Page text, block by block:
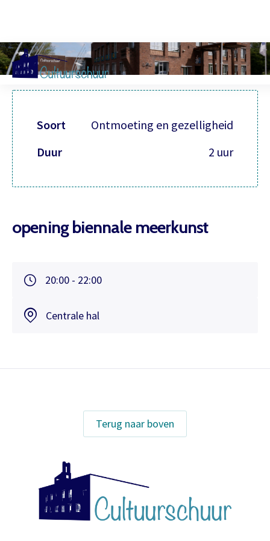
opening biennale meerkunst
20:00 - 22:00
Centrale hal
Soort
Ontmoeting en gezelligheid
Duur
2 uur
Terug naar boven